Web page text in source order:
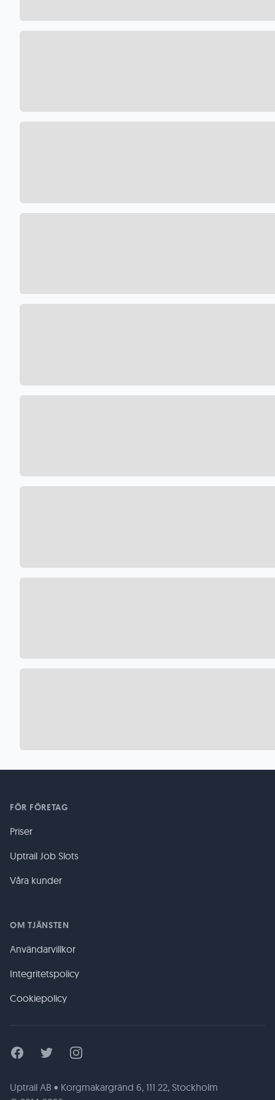
FÖR FÖRETAG
Priser
Uptrail Job Slots
Våra kunder
OM TJÄNSTEN
Användarvillkor
Integritetspolicy
Cookiepolicy
FacebookTwitter Instagram
Uptrail AB • Korgmakargränd 6, 111 22, Stockholm